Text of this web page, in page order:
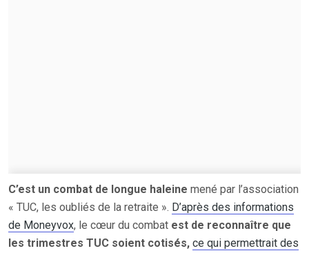
C’est un combat de longue haleine mené par l’association
« TUC, les oubliés de la retraite ». D’après des informations
de Moneyvox, le cœur du combat est de reconnaître que
les trimestres TUC soient cotisés, ce qui permettrait des